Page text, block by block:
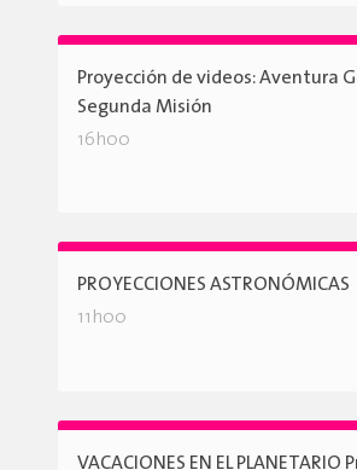
Proyección de videos: Aventura
Segunda Misión
16h00
PROYECCIONES ASTRONÓMICAS
11h00
VACACIONES EN EL PLANETARIO